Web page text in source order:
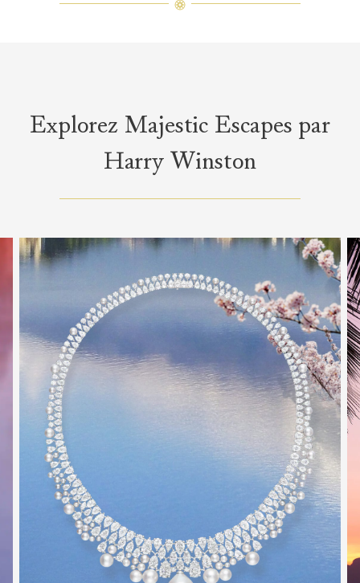
Explorez Majestic Escapes par
Harry Winston